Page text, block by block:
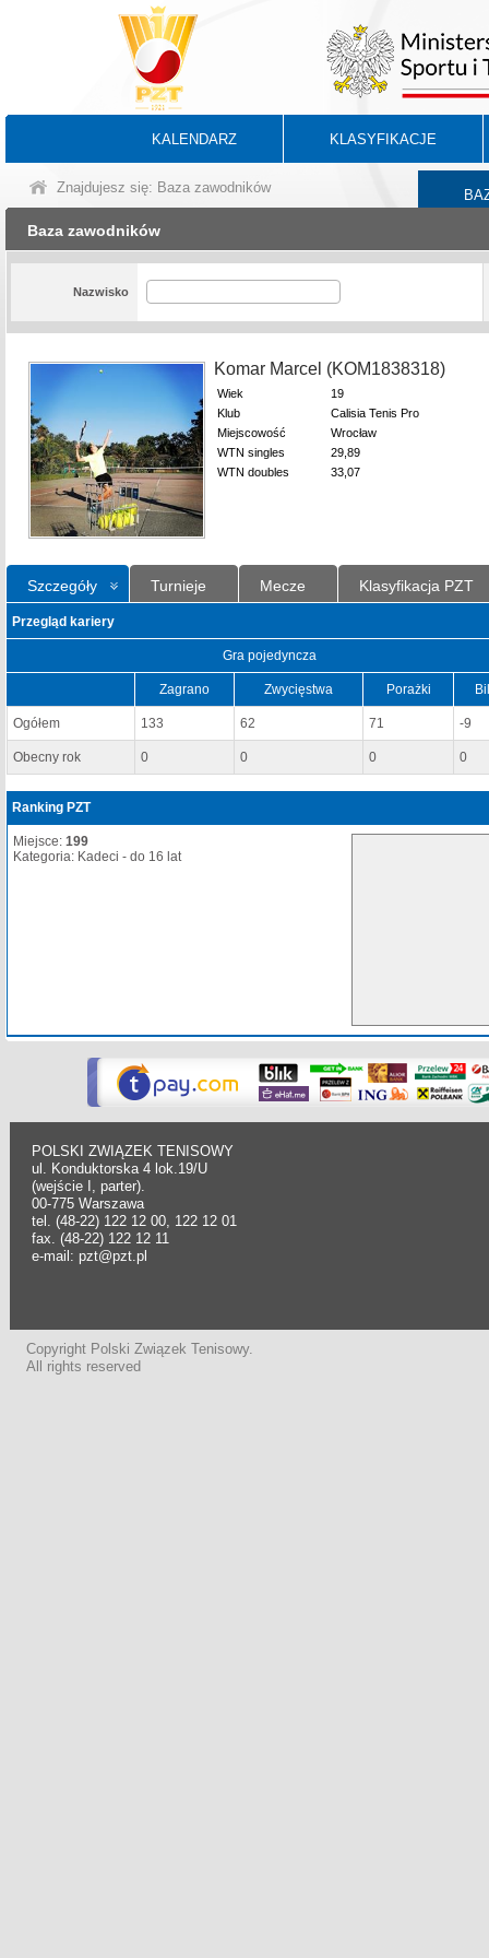
KALENDARZ KLASYFIKACJE
Znajdujesz się: Baza zawodników
Baza zawodników
Nazwisko
Komar Marcel (KOM1838318)
Wiek
19
Klub
Calisia Tenis Pro
Miejscowość
Wrocław
WTN singles
29,89
WTN doubles
33,07
Szczegóły Turnieje Mecze Klasyfikacja PZT
Przegląd kariery
Gra pojedyncza
Zagrano Zwycięstwa Porażki
Ogółem 133 62 71 -9
Obecny rok 0 0 0 0
Ranking PZT
Miejsce: 199
Kategoria: Kadeci - do 16 lat
POLSKI ZWIĄZEK TENISOWY
ul. Konduktorska 4 lok.19/U
(wejście I, parter).
00-775 Warszawa
tel. (48-22) 122 12 00, 122 12 01
fax. (48-22) 122 12 11
e-mail: pzt@pzt.pl
Copyright Polski Związek Tenisowy.
All rights reserved